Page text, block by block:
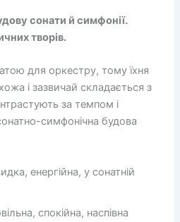
сонати й симфонії.
творів.
для оркестру, тому їхня
і зазвичай складається з
за темпом і
симфонічна будова
енергійна, у сонатній
спокійна, наспівна